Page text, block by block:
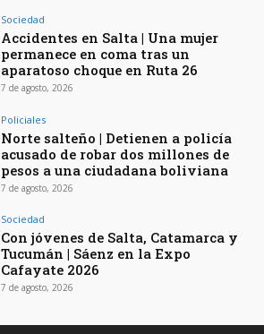
Sociedad
Accidentes en Salta | Una mujer
permanece en coma tras un
aparatoso choque en Ruta 26
7 de agosto, 2026
Policiales
Norte salteño | Detienen a policía
acusado de robar dos millones de
pesos a una ciudadana boliviana
7 de agosto, 2026
Sociedad
Con jóvenes de Salta, Catamarca y
Tucumán | Sáenz en la Expo
Cafayate 2026
7 de agosto, 2026